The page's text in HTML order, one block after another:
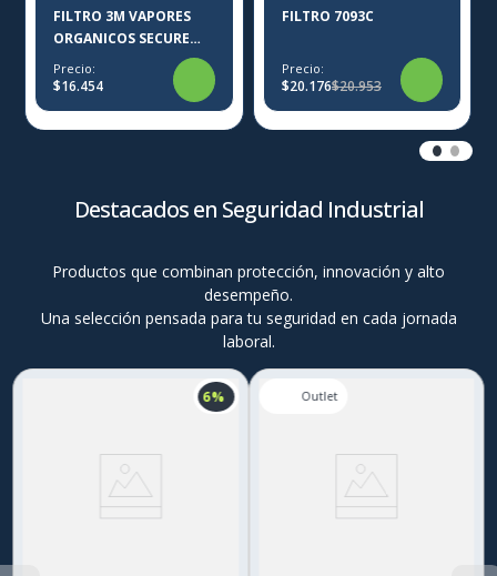
FILTRO 3M VAPORES
ORGANICOS SECURE
CLICK
Precio:
$16.454
FILTRO 7093C
Precio:
$20.176$20.953
Destacados en Seguridad Industrial
Productos que combinan protección, innovación y alto
desempeño.
Una selección pensada para tu seguridad en cada jornada
laboral.
6 %